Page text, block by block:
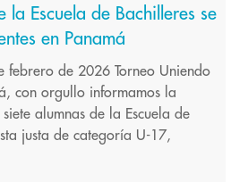
la Escuela de Bachilleres se
en Panamá
febrero de 2026 Torneo Uniendo
con orgullo informamos la
alumnas de la Escuela de
justa de categoría U-17,